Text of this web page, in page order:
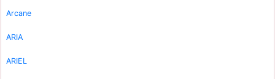
Arcane
ARIA
ARIEL